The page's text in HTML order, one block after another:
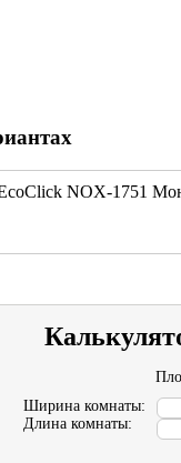
NOX-1751
Ширина комнаты:
Длина комнаты: